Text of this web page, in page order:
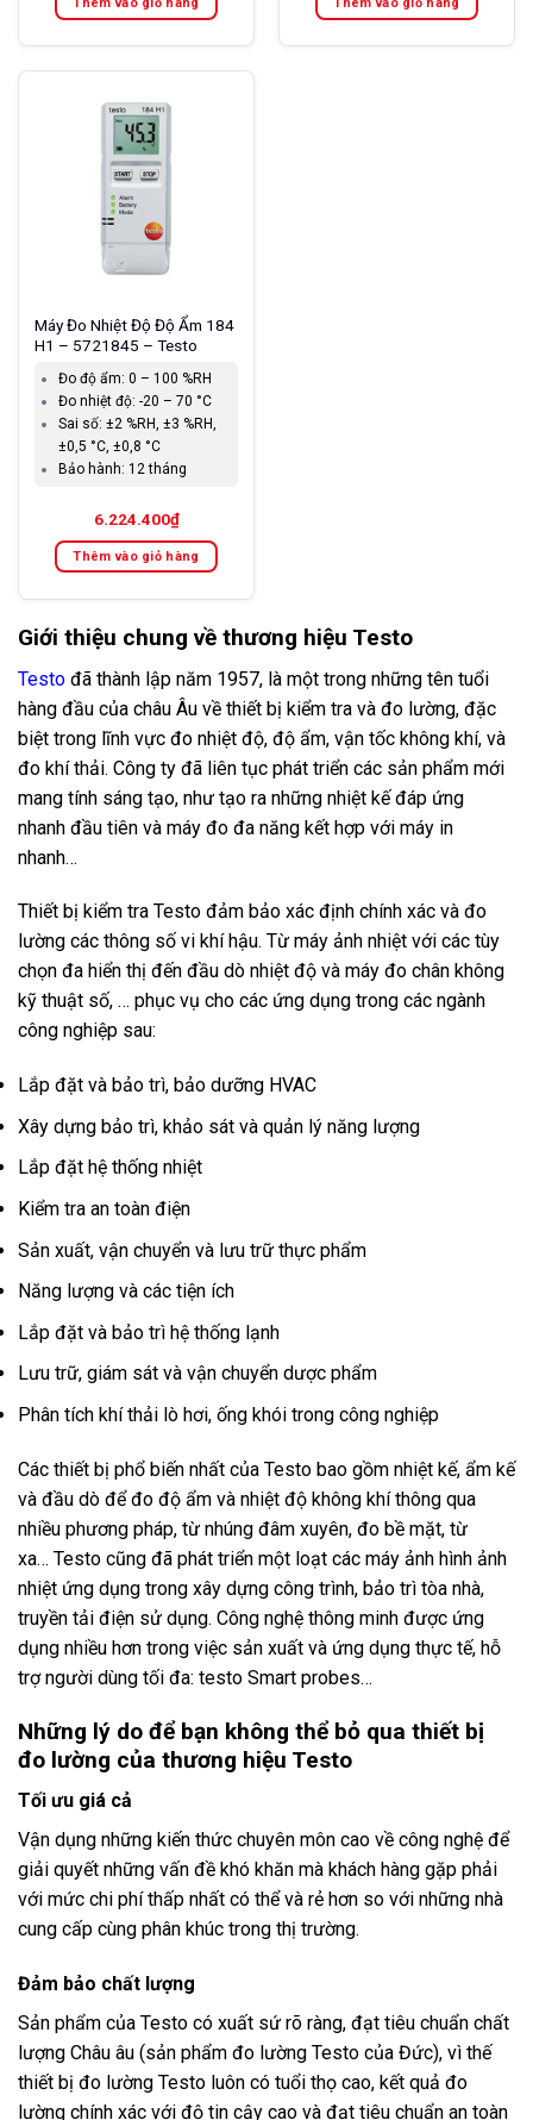
Thêm vào giỏ hàng Thêm vào giỏ hàng
Máy Đo Nhiệt Độ Độ Ẩm 184
H1 – 5721845 – Testo
Đo độ ẩm: 0 – 100 %RH
Đo nhiệt độ: -20 – 70 °C
Sai số: ±2 %RH, ±3 %RH,
±0,5 °C, ±0,8 °C
Bảo hành: 12 tháng
6.224.400₫
Thêm vào giỏ hàng
Giới thiệu chung về thương hiệu Testo
Testo đã thành lập năm 1957, là một trong những tên tuổi
hàng đầu của châu Âu về thiết bị kiểm tra và đo lường, đặc
biệt trong lĩnh vực đo nhiệt độ, độ ẩm, vận tốc không khí, và
đo khí thải. Công ty đã liên tục phát triển các sản phẩm mới
mang tính sáng tạo, như tạo ra những nhiệt kế đáp ứng
nhanh đầu tiên và máy đo đa năng kết hợp với máy in
nhanh…
Thiết bị kiểm tra Testo đảm bảo xác định chính xác và đo
lường các thông số vi khí hậu. Từ máy ảnh nhiệt với các tùy
chọn đa hiển thị đến đầu dò nhiệt độ và máy đo chân không
kỹ thuật số, … phục vụ cho các ứng dụng trong các ngành
công nghiệp sau:
Lắp đặt và bảo trì, bảo dưỡng HVAC
Xây dựng bảo trì, khảo sát và quản lý năng lượng
Lắp đặt hệ thống nhiệt
Kiểm tra an toàn điện
Sản xuất, vận chuyển và lưu trữ thực phẩm
Năng lượng và các tiện ích
Lắp đặt và bảo trì hệ thống lạnh
Lưu trữ, giám sát và vận chuyển dược phẩm
Phân tích khí thải lò hơi, ống khói trong công nghiệp
Các thiết bị phổ biến nhất của Testo bao gồm nhiệt kế, ẩm kế
và đầu dò để đo độ ẩm và nhiệt độ không khí thông qua
nhiều phương pháp, từ nhúng đâm xuyên, đo bề mặt, từ
xa… Testo cũng đã phát triển một loạt các máy ảnh hình ảnh
nhiệt ứng dụng trong xây dựng công trình, bảo trì tòa nhà,
truyền tải điện sử dụng. Công nghệ thông minh được ứng
dụng nhiều hơn trong việc sản xuất và ứng dụng thực tế, hỗ
trợ người dùng tối đa: testo Smart probes…
Những lý do để bạn không thể bỏ qua thiết bị
đo lường của thương hiệu Testo
Tối ưu giá cả
Vận dụng những kiến thức chuyên môn cao về công nghệ để
giải quyết những vấn đề khó khăn mà khách hàng gặp phải
với mức chi phí thấp nhất có thể và rẻ hơn so với những nhà
cung cấp cùng phân khúc trong thị trường.
Đảm bảo chất lượng
Sản phẩm của Testo có xuất sứ rõ ràng, đạt tiêu chuẩn chất
lượng Châu âu (sản phẩm đo lường Testo của Đức), vì thế
thiết bị đo lường Testo luôn có tuổi thọ cao, kết quả đo
lường chính xác với độ tin cậy cao và đạt tiêu chuẩn an toàn